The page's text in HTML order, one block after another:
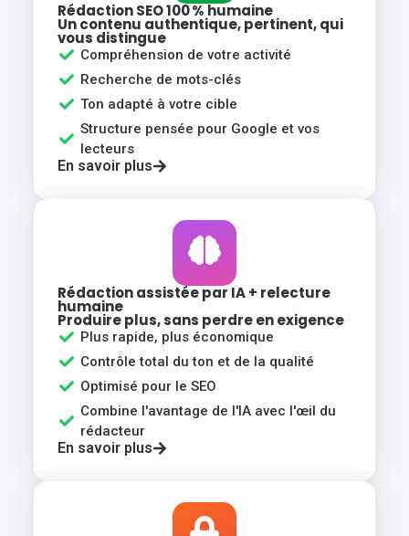
Rédaction SEO 100 % humaine
Un contenu authentique, pertinent, qui
vous distingue
Compréhension de votre activité
Recherche de mots-clés
Ton adapté à votre cible
Structure pensée pour Google et vos
lecteurs
En savoir plus
Rédaction assistée par IA + relecture
humaine
Produire plus, sans perdre en exigence
Plus rapide, plus économique
Contrôle total du ton et de la qualité
Optimisé pour le SEO
Combine l'avantage de l'IA avec l'œil du
rédacteur
En savoir plus